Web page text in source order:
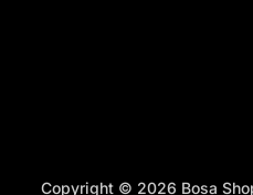
Copyright © 2026 Bosa